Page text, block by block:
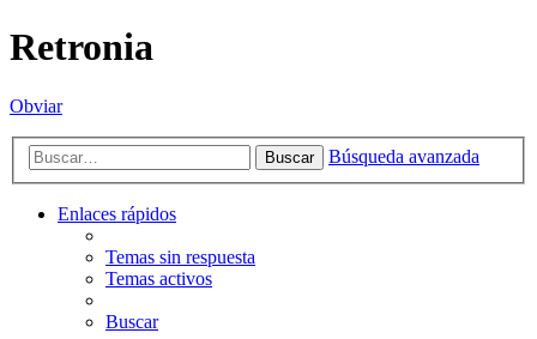
Retronia
Obviar
Buscar Búsqueda avanzada
Enlaces rápidos
Temas sin respuesta
Temas activos
Buscar